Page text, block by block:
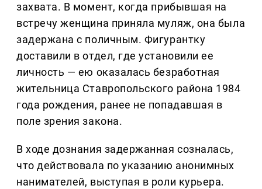
захвата. В момент, когда прибывшая на
встречу женщина приняла муляж, она была
задержана с поличным. Фигурантку
доставили в отдел, где установили ее
личность — ею оказалась безработная
жительница Ставропольского района 1984
года рождения, ранее не попадавшая в
поле зрения закона.
В ходе дознания задержанная созналась,
что действовала по указанию анонимных
нанимателей, выступая в роли курьера.